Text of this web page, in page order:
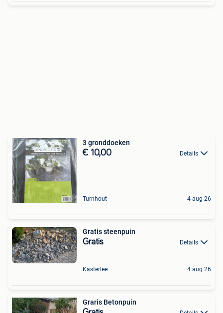
3 gronddoeken
€ 10,00 Details
Turnhout 4 aug 26
Gratis steenpuin
Gratis Details
Kasterlee 4 aug 26
Graris Betonpuin